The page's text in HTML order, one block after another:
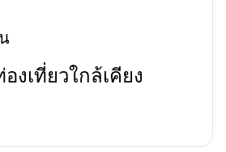
งเที่ยวใกล้เคียง